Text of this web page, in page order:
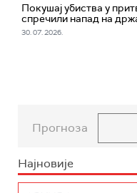
Покушај убиства у
спречили напад на
30. 07. 2026.
Прогноза
Најновије